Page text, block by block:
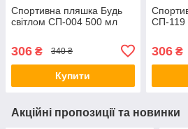
Спортивна пляшка Будь
світлом СП-004 500 мл
306 ₴ 340 ₴
Купити
СП-119
306₴
Акційні пропозиції та новинки